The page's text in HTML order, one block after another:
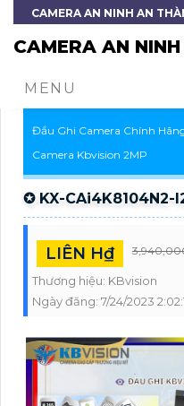
CAMERA AN NINH AN
CAMERA AN NINH
MENU
Đầu Ghi Camera Chính
Camera Kbvision 2MP
✪ KX-CAi4K8104N2-
LIÊN H₫
Thương hiệu: KBvision
Ngày đăng: 7/24/2023